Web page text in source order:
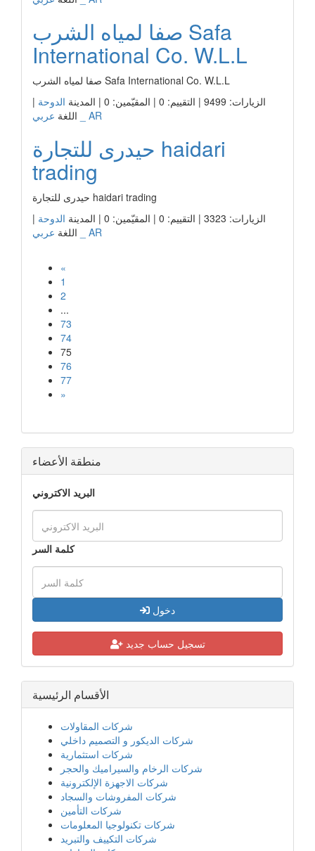
صفا لمياه الشرب Safa
International Co. W.L.L
صفا لمياه الشرب Safa International Co. W.L.L
الزيارات: 9499 | التقييم: 0 | المقيّمين: 0 | المدينة
الدوحة |
اللغة عربي _ AR
حيدرى للتجارة haidari
trading
حيدرى للتجارة haidari trading
الزيارات: 3323 | التقييم: 0 | المقيّمين: 0 | المدينة
الدوحة |
اللغة عربي _ AR
«
1
2
...
73
74
75
76
77
»
منطقة الأعضاء
البريد الاكتروني
كلمة السر
دخول
تسجيل حساب جديد
الأقسام الرئيسية
شركات المقاولات
شركات الديكور و التصميم داخلي
شركات استثمارية
شركات الرخام والسيراميك والحجر
شركات الاجهزة الإلكترونية
شركات المفروشات والسجاد
شركات التأمين
شركات تكنولوجيا المعلومات
شركات التكييف والتبريد